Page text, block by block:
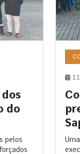
do
pelos
11